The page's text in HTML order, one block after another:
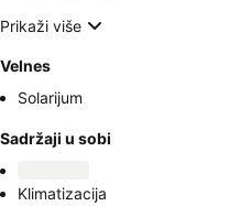
Prikaži više
Velnes
Solarijum
Sadržaji u sobi
Klimatizacija